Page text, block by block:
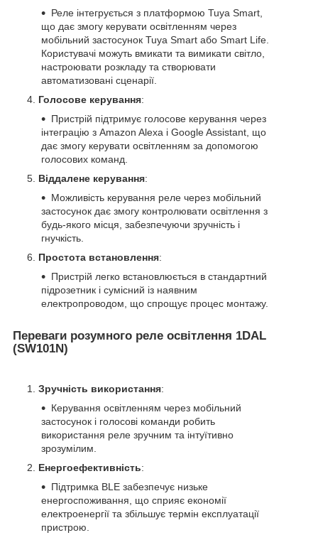
Реле інтегрується з платформою Tuya Smart,
що дає змогу керувати освітленням через
мобільний застосунок Tuya Smart або Smart Life.
Користувачі можуть вмикати та вимикати світло,
настроювати розкладу та створювати
автоматизовані сценарії.
Голосове керування:
Пристрій підтримує голосове керування через
інтеграцію з Amazon Alexa і Google Assistant, що
дає змогу керувати освітленням за допомогою
голосових команд.
Віддалене керування:
Можливість керування реле через мобільний
застосунок дає змогу контролювати освітлення з
будь-якого місця, забезпечуючи зручність і
гнучкість.
Простота встановлення:
Пристрій легко встановлюється в стандартний
підрозетник і сумісний із наявним
електропроводом, що спрощує процес монтажу.
Переваги розумного реле освітлення 1DAL
(SW101N)
Зручність використання:
Керування освітленням через мобільний
застосунок і голосові команди робить
використання реле зручним та інтуїтивно
зрозумілим.
Енергоефективність:
Підтримка BLE забезпечує низьке
енергоспоживання, що сприяє економії
електроенергії та збільшує термін експлуатації
пристрою.